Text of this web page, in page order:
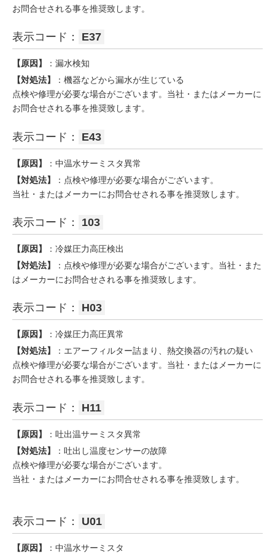
お問合せされる事を推奨致します。
表示コード： E37
【原因】
：漏水検知
【対処法】
：機器などから漏水が生じている
点検や修理が必要な場合がございます。当社・またはメーカーに
お問合せされる事を推奨致します。
表示コード： E43
【原因】
：中温水サーミスタ異常
【対処法】
：点検や修理が必要な場合がございます。
当社・またはメーカーにお問合せされる事を推奨致します。
表示コード： 103
【原因】
：冷媒圧力高圧検出
【対処法】
：点検や修理が必要な場合がございます。当社・また
はメーカーにお問合せされる事を推奨致します。
表示コード： H03
【原因】
：冷媒圧力高圧異常
【対処法】
：エアーフィルター詰まり、熱交換器の汚れの疑い
点検や修理が必要な場合がございます。当社・またはメーカーに
お問合せされる事を推奨致します。
表示コード： H11
【原因】
：吐出温サーミスタ異常
【対処法】
：吐出し温度センサーの故障
点検や修理が必要な場合がございます。
当社・またはメーカーにお問合せされる事を推奨致します。
表示コード： U01
【原因】
：中温水サーミスタ